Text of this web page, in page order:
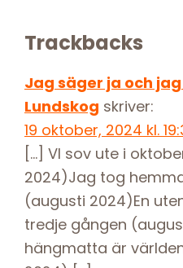
Trackbacks
Jag säger ja och
Lundskog skriver:
19 oktober, 2024 kl.
[…] VI sov ute i
2024)Jag tog
(augusti 2024)En
tredje gången
hängmatta är